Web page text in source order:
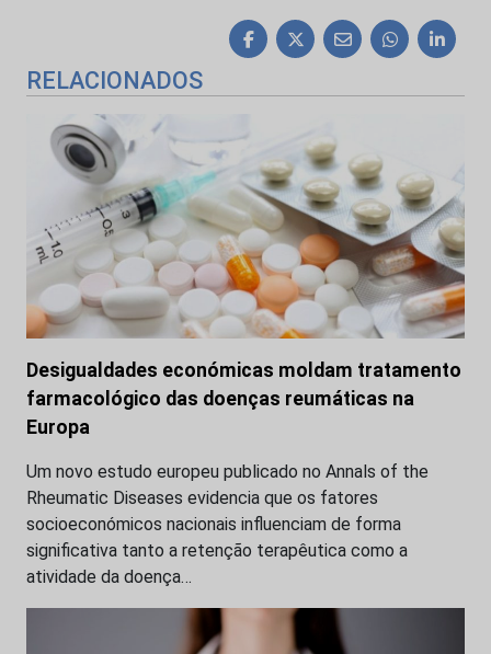
RELACIONADOS
Desigualdades económicas moldam tratamento
farmacológico das doenças reumáticas na
Europa
Um novo estudo europeu publicado no Annals of the
Rheumatic Diseases evidencia que os fatores
socioeconómicos nacionais influenciam de forma
significativa tanto a retenção terapêutica como a
atividade da doença…